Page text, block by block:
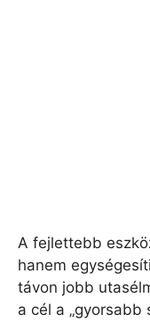
A fejlettebb
hanem
távon jobb
a cél a „gyorsabb